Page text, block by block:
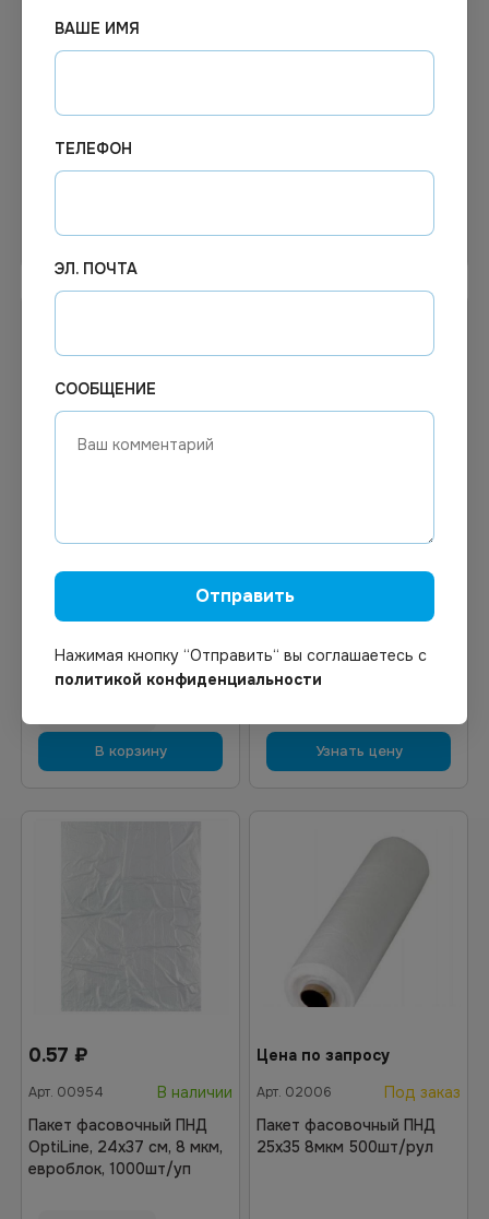
Пакет фасовочный ПВД
В корзину
Пакет фасовочный ПНД
в упаковке, 10000 шт. в
В корзину
0.69₽
Арт.02474
В наличии
Пакет фасовочный ПНД в
500шт/рул, 10000шт/уп
В корзину
Арт.00221
Под заказ
Пакеты для
шар.
Узнать цену
0.57 ₽
Арт. 00954
В наличии
Пакет фасовочный ПНД
OptiLine, 24х37 см, 8 мкм,
евроблок, 1000шт/уп
Цена по запросу
Арт. 02006
Под заказ
Пакет фасовочный ПНД
25х35 8мкм 500шт/рул
ВАШЕ ИМЯ
ТЕЛЕФОН
ЭЛ. ПОЧТА
СООБЩЕНИЕ
Отправить
Нажимая кнопку “Отправить“ вы соглашаетесь с
политикой конфиденциальности